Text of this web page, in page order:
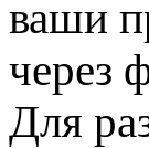
ваши
через
Для